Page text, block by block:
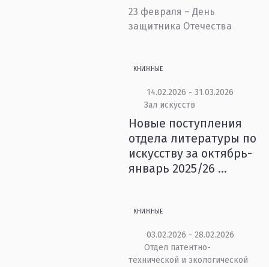
23 февраля – День
защитника Отечества
КНИЖНЫЕ
14.02.2026 - 31.03.2026
Зал искусств
Новые поступления
отдела литературы по
искусству за октябрь-
январь 2025/26 ...
КНИЖНЫЕ
03.02.2026 - 28.02.2026
Отдел патентно-
технической и экологической